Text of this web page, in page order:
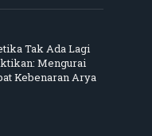
Tak Ada Lagi
Mengurai
Kebenaran Arya